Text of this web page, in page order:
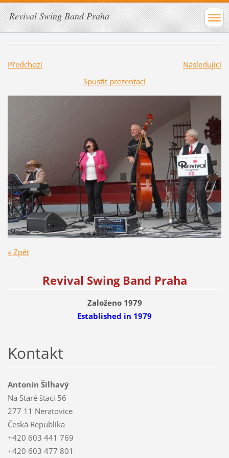
Revival Swing Band Praha
Předchozí
Následující
Spustit prezentaci
« Zpět
Revival Swing Band Praha
Založeno 1979
Established in 1979
Kontakt
Antonín Šilhavý
Na Staré štaci 56
277 11 Neratovice
Česká Republika
+420 603 441 769
+420 603 477 801